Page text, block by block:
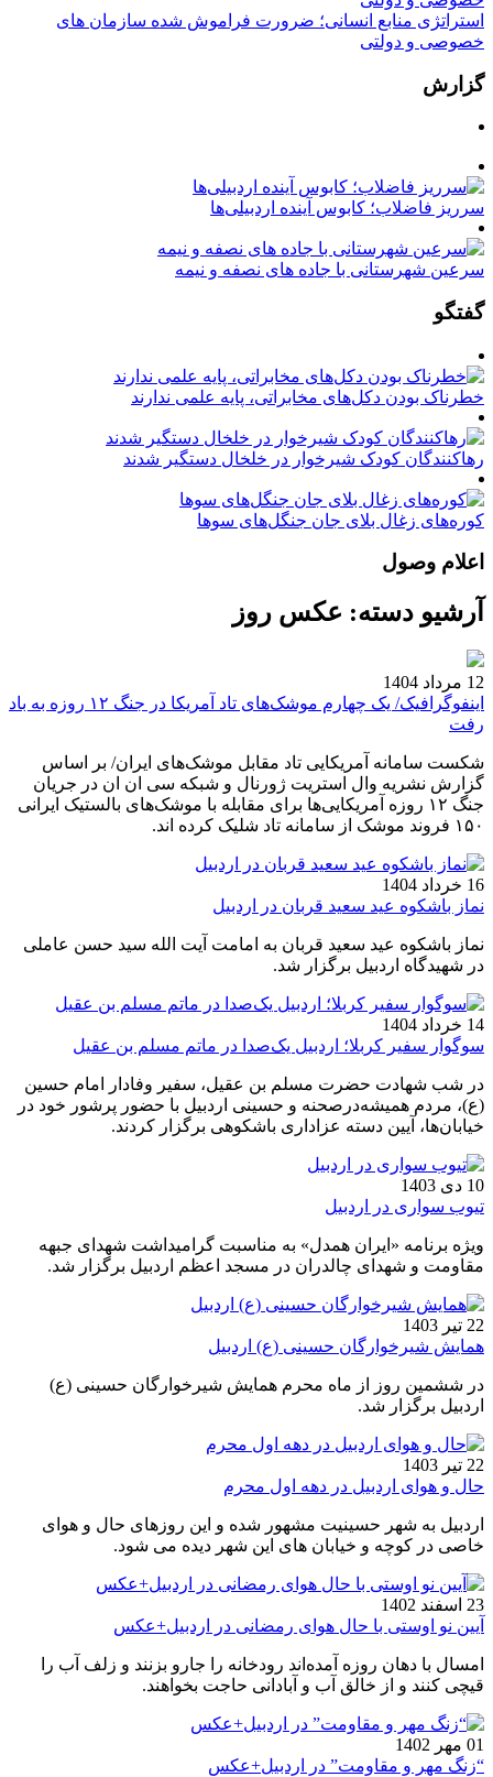
استراتژی منابع انسانی؛ ضرورت فراموش شده سازمان های
خصوصی و دولتی
گزارش
سرریز فاضلاب؛ کابوس آینده اردبیلی‌ها
سرعین شهرستانی با جاده های نصفه و نیمه
گفتگو
خطرناک بودن دکل‌های مخابراتی، پایه علمی ندارند
رهاکنندگان کودک شیرخوار در خلخال دستگیر شدند
کوره‌های زغال بلای جان جنگل‌های سوها
اعلام وصول
آرشیو دسته: عکس روز
12 مرداد 1404
اینفوگرافیک/ یک چهارم موشک‌های تاد آمریکا در جنگ ۱۲ روزه به باد
رفت
شکست سامانه آمریکایی تاد مقابل موشک‌های ایران/ بر اساس
گزارش نشریه وال استریت ژورنال و شبکه سی ان ان در جریان
جنگ ۱۲ روزه آمریکایی‌ها برای مقابله با موشک‌های بالستیک ایرانی
۱۵۰ فروند موشک از سامانه تاد شلیک کرده اند.
16 خرداد 1404
نماز باشکوه عید سعید قربان در اردبیل
نماز باشکوه عید سعید قربان به امامت آیت الله سید حسن عاملی
در شهیدگاه اردبیل برگزار شد.
14 خرداد 1404
سوگوار سفیر کربلا؛ اردبیل یک‌صدا در ماتم مسلم بن عقیل
در شب شهادت حضرت مسلم بن عقیل، سفیر وفادار امام حسین
(ع)، مردم همیشه‌درصحنه و حسینی اردبیل با حضور پرشور خود در
خیابان‌ها، آیین دسته‌ عزاداری باشکوهی برگزار کردند.
10 دی 1403
تیوب سواری در اردبیل
ویژه برنامه «ایران همدل» به مناسبت گرامیداشت شهدای جبهه
مقاومت و شهدای چالدران در مسجد اعظم اردبیل برگزار شد.
22 تیر 1403
همایش شیرخوارگان حسینی (ع) اردبیل
در ششمین روز از ماه محرم همایش شیرخوارگان حسینی (ع)
اردبیل برگزار شد.
22 تیر 1403
حال و هوای اردبیل در دهه اول محرم
اردبیل به شهر حسینیت مشهور شده و این روزهای حال و هوای
خاصی در کوچه و خیابان های این شهر دیده می شود.
23 اسفند 1402
آیین نو اوستی با حال هوای رمضانی در اردبیل+عکس
امسال با دهان روزه آمده‌اند رودخانه را جارو بزنند و زلف آب را
قیچی کنند و از خالق آب و آبادانی حاجت بخواهند.
01 مهر 1402
“زنگ مهر و مقاومت” در اردبیل+عکس